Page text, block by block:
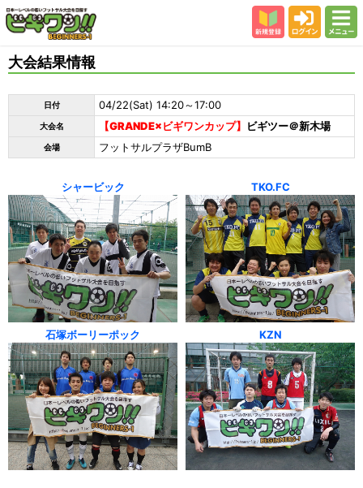
会場
大会結果
よくある質問
参加者の声
大会結果情報
日付 04/22(Sat) 14:20～17:00
大会名 【GRANDE×ビギワンカップ】 ビギツー＠新木場
会場 フットサルプラザBumB
シャービック TKO.FC
石塚ボーリーポック KZN